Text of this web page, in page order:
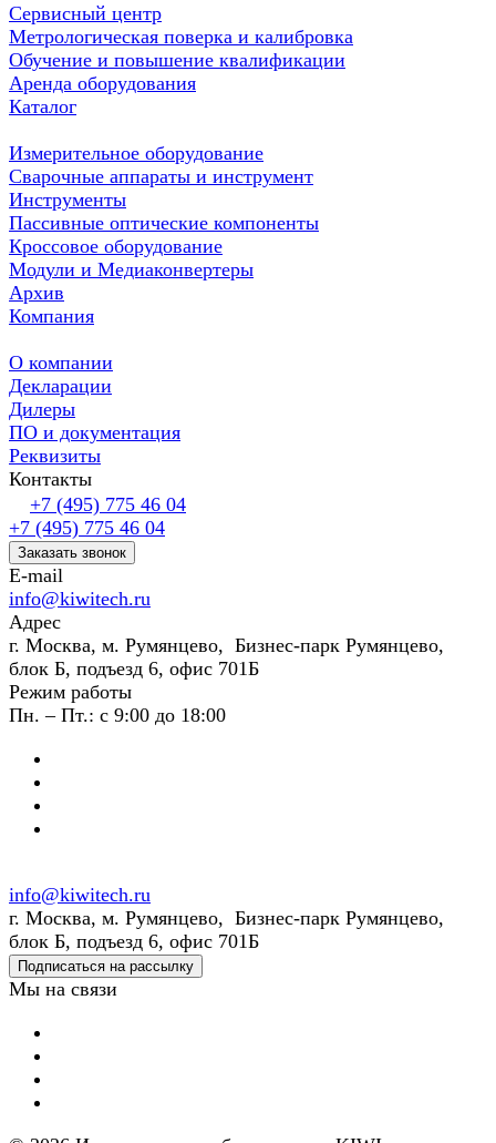
Сервисный центр
Метрологическая поверка и калибровка
Обучение и повышение квалификации
Аренда оборудования
Каталог
Измерительное оборудование
Сварочные аппараты и инструмент
Инструменты
Пассивные оптические компоненты
Кроссовое оборудование
Модули и Медиаконвертеры
Архив
Компания
О компании
Декларации
Дилеры
ПО и документация
Реквизиты
Контакты
+7 (495) 775 46 04
+7 (495) 775 46 04
Заказать звонок
E-mail
info@kiwitech.ru
Адрес
г. Москва, м. Румянцево, Бизнес-парк Румянцево,
блок Б, подъезд 6, офис 701Б
Режим работы
Пн. – Пт.: с 9:00 до 18:00
info@kiwitech.ru
г. Москва, м. Румянцево, Бизнес-парк Румянцево,
блок Б, подъезд 6, офис 701Б
Подписаться на рассылку
Мы на связи